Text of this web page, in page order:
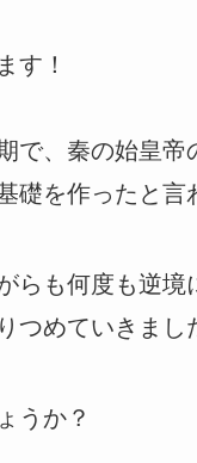
す！
で、秦の始皇帝
礎を作ったと言
らも何度も逆
つめていきまし
うか？